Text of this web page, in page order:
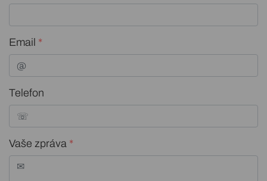
Email *
Telefon
Vaše zpráva *